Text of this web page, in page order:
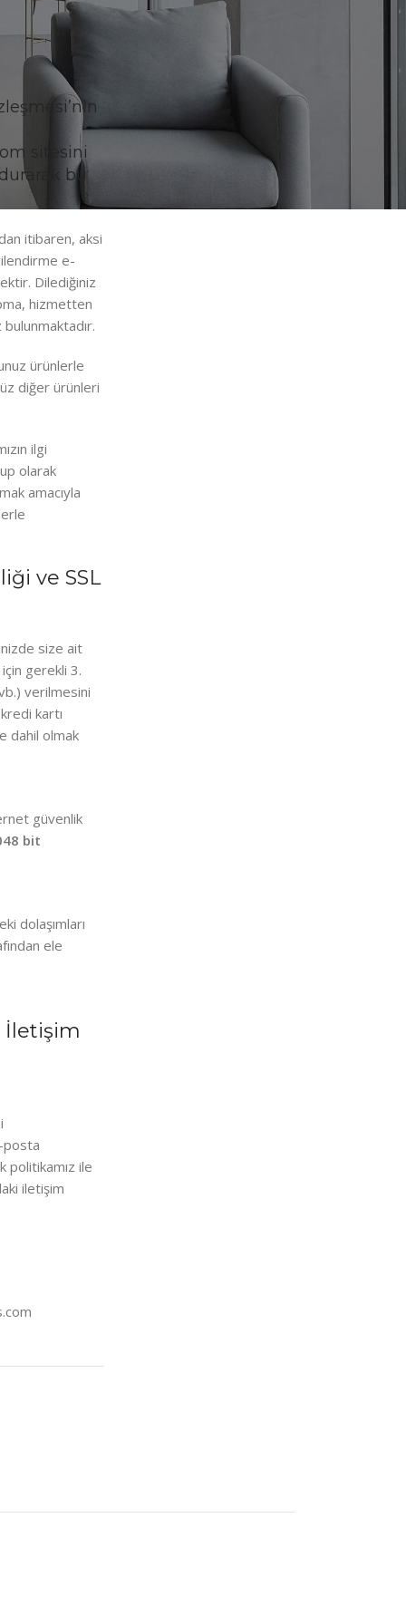
sitesini
bu
itibaren, aksi
e-
Dilediğiniz
hizmetten
ürünlerle
diğer ürünleri
ilgi
olarak
amacıyla
ve SSL
size ait
gerekli 3.
verilmesini
kartı
dahil olmak
güvenlik
bit
dolaşımları
ele
İletişim
politikamız ile
iletişim